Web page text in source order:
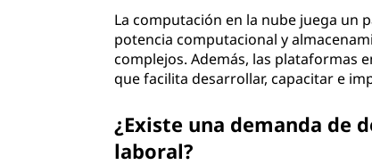
La computación en la nube juega un
potencia computacional y
complejos. Además, las plataformas
que facilita desarrollar, capacitar e
¿Existe una demanda de
laboral?